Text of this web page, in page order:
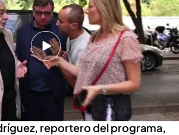
mira
00:49h.
mira' analiza la posible relación
Plácido Domingo con una
reportero del programa,